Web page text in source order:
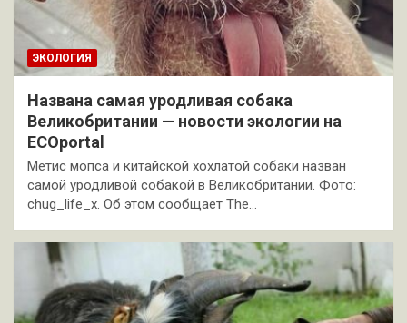
ЭКОЛОГИЯ
Названа самая уродливая собака
Великобритании — новости экологии на
ECOportal
Метис мопса и китайской хохлатой собаки назван
самой уродливой собакой в Великобритании. Фото:
chug_life_x. Об этом сообщает The…